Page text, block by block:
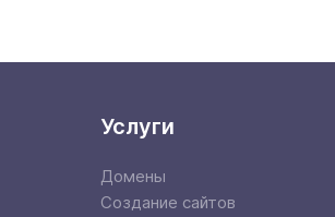
Услуги
Домены
Создание сайтов